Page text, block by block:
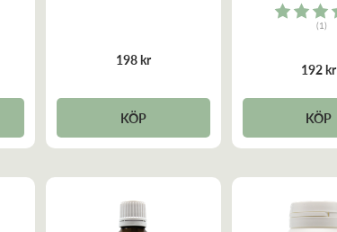
198 kr
KÖP
Rating:
(1)
192 kr
KÖP